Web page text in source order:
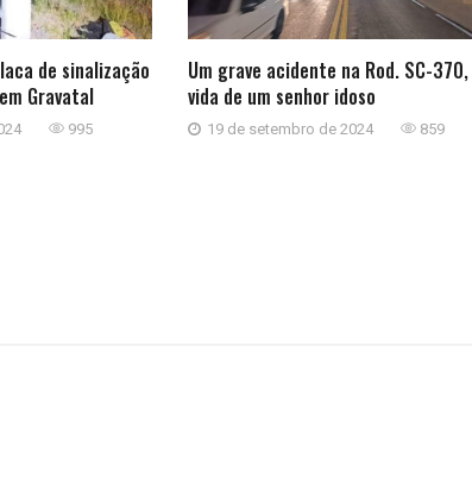
de sinalização
Gravatal
995
Um grave acidente na Rod. SC-
vida de um senhor idoso
19 de setembro de 2024 859